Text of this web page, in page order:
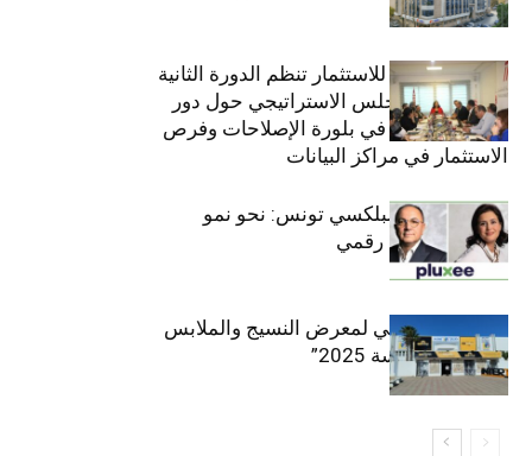
(+34.8%)
الهيئة التونسية للاستثمار تنظم الدورة الثانية
والعشرين للمجلس الاستراتيجي حول دور
القطاع الخاص في بلورة الإصلاحات وفرص
الاستثمار في مراكز البيانات
قيادة مزدوجة لبلكسي تونس: نحو نمو
متسارع وتحول رقمي
الافتتاح الرسمي لمعرض النسيج والملابس
“إنترتكس سوسة 2025”